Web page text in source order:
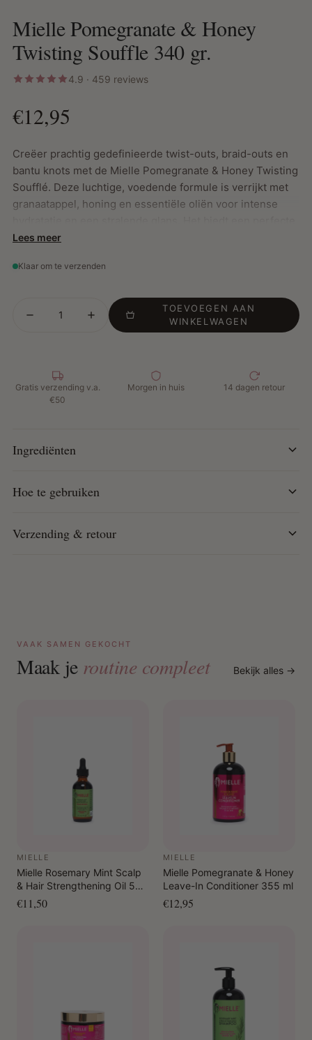
Mielle Pomegranate & Honey
Twisting Souffle 340 gr.
4.9 · 459 reviews
€12,95
Creëer prachtig gedefinieerde twist-outs, braid-outs en
bantu knots met de Mielle Pomegranate & Honey Twisting
Soufflé. Deze luchtige, voedende formule is verrijkt met
granaatappel, honing en essentiële oliën voor intense
balans tussen verzorging en definitie, speciaal ontworpen
Belangrijkste Kenmerken:
Lichte formule speciaal voor type 4 haar
Hoe te gebruiken:
Breng de Twisting Soufflé aan op
secties van vochtig of droog haar. Kam het product
droogkap voor snellere resultaten.
Lees meer
Klaar om te verzenden
TOEVOEGEN AAN
WINKELWAGEN
Gratis verzending v.a.
€50
Morgen in huis 14 dagen retour
Ingrediënten
Hoe te gebruiken
Verzending & retour
VAAK SAMEN GEKOCHT
Maak je routine compleet Bekijk alles →
MIELLE
Mielle Rosemary Mint Scalp
& Hair Strengthening Oil 59
ml
€11,50
MIELLE
Mielle Pomegranate & Honey
Leave-In Conditioner 355 ml
€12,95